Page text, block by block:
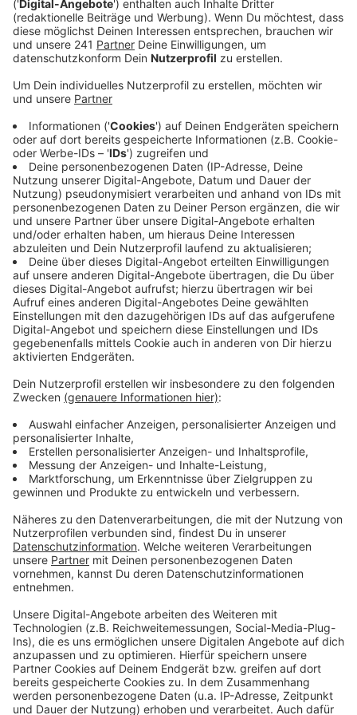
Veröffentlicht:Freitag, 20.05.2022 10:03
Damit schließen zu diesem Zeitpunkt auch alle
Schulen im Kreis Euskirchen, teilt die Kreisverwaltung
bei Facebook mit.
Der Deutsche Wetterdienst erwartet zwischen 12 und
21 Uhr auch bei uns im Kreis Euskirchen eine heftige
Unwetterlage. Verbreitet kann es schwere bis
extreme Gewitter geben. Begleitet von Sturm- und
Orkanböen, Starkregen und mehrere Zentimeter große
Hagelkörner. Gerade kleinere Bäche könnten dabei
über die Ufer treten, warnt der Wetterdienst.
Diese Warnung gilt für NRW, Rheinland-Pfalz und die
Mitte Deutschlands.
Bereits am Montag hatte ein starkes Gewitter in
Erft hatte dadurch bei Weilerswist ihren Wasserstand
verdreifacht.
Die kräftigen Gewitter am Donnerstag sind glimpflich
verlaufen. Die Polizei meldete Gegenstände auf
Straßen, in Dahlem ist ein Baum umgestürzt. In Bad
Münstereifel hatte sich die Feuerwehr um mehrere
vollgelaufene Straßen gekümmert.
Anzeige